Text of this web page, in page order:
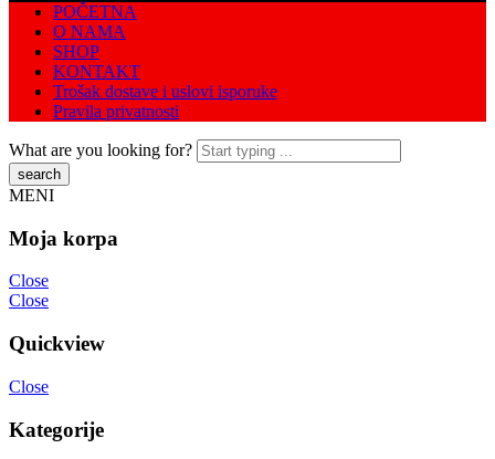
POČETNA
O NAMA
SHOP
KONTAKT
Trošak dostave i uslovi isporuke
Pravila privatnosti
What are you looking for?
MENI
Moja korpa
Close
Close
Quickview
Close
Kategorije